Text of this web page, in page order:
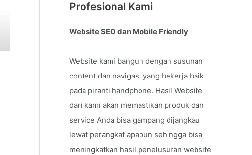
Profesional Kami
Website SEO dan Mobile Friendly
Website kami bangun dengan susunan
content dan navigasi yang bekerja baik
pada piranti handphone. Hasil Website
dari kami akan memastikan produk dan
service Anda bisa gampang dijangkau
lewat perangkat apapun sehingga bisa
meningkatkan hasil penelusuran website